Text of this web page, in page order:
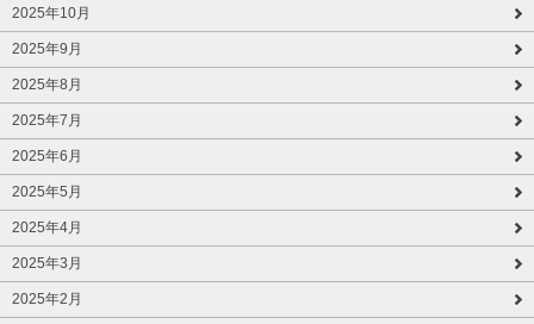
2025年10月
2025年9月
2025年8月
2025年7月
2025年6月
2025年5月
2025年4月
2025年3月
2025年2月